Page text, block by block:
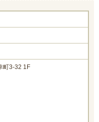
町3-32 1F